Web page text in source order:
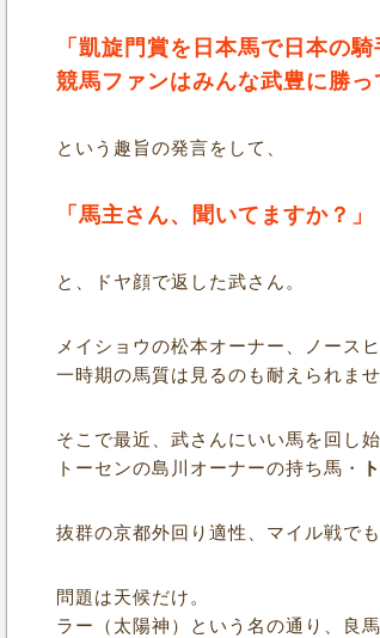
「凱旋門賞を日本馬で日本の騎
競馬ファンはみんな武豊に勝っ
という趣旨の発言をして、
「馬主さん、聞いてますか？」
と、ドヤ顔で返した武さん。
メイショウの松本オーナー、ノース
一時期の馬質は見るのも耐えられま
そこで最近、武さんにいい馬を回し
トーセンの島川オーナーの持ち馬・
抜群の京都外回り適性、マイル戦で
問題は天候だけ。
ラー（太陽神）という名の通り、良